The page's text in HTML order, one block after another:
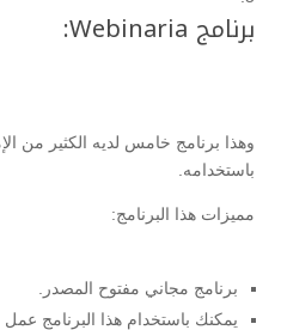
برنامج Webinaria:
وهذا برنامج خامس لديه الكثير من
باستخدامه.
مميزات هذا البرنامج:
برنامج مجاني مفتوح المصدر.
يمكنك باستخدام هذا البرنامج